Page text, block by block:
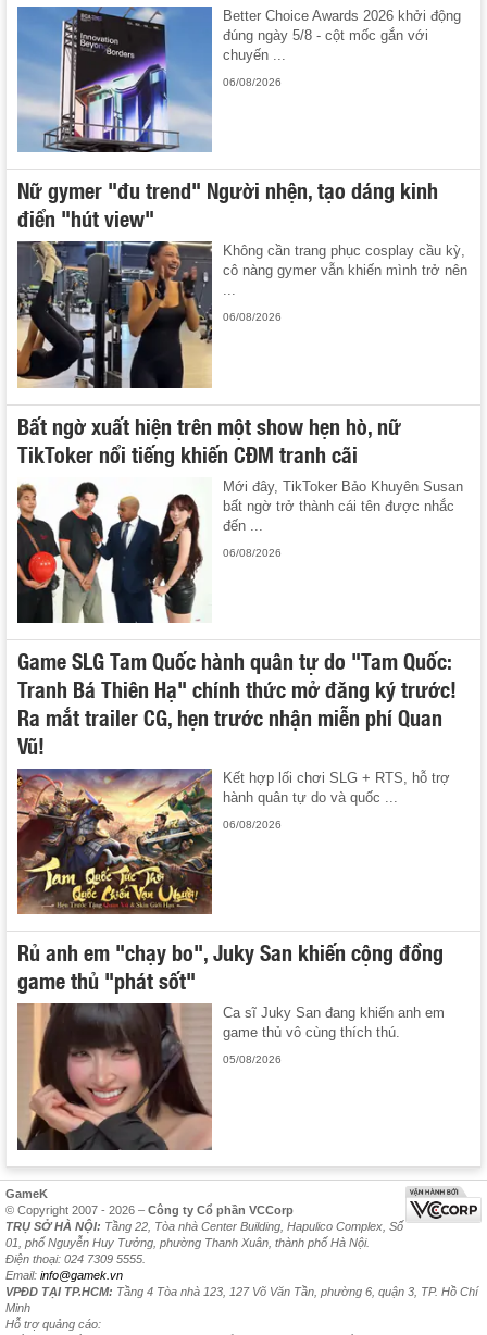
Better Choice Awards 2026 khởi động
đúng ngày 5/8 - cột mốc gắn với
chuyến ...
06/08/2026
Nữ gymer "đu trend" Người nhện, tạo dáng kinh
điển "hút view"
Không cần trang phục cosplay cầu kỳ,
cô nàng gymer vẫn khiến mình trở nên
...
06/08/2026
Bất ngờ xuất hiện trên một show hẹn hò, nữ
TikToker nổi tiếng khiến CĐM tranh cãi
Mới đây, TikToker Bảo Khuyên Susan
bất ngờ trở thành cái tên được nhắc
đến ...
06/08/2026
Game SLG Tam Quốc hành quân tự do "Tam Quốc:
Tranh Bá Thiên Hạ" chính thức mở đăng ký trước!
Ra mắt trailer CG, hẹn trước nhận miễn phí Quan
Vũ!
Kết hợp lối chơi SLG + RTS, hỗ trợ
hành quân tự do và quốc ...
06/08/2026
Rủ anh em "chạy bo", Juky San khiến cộng đồng
game thủ "phát sốt"
Ca sĩ Juky San đang khiến anh em
game thủ vô cùng thích thú.
05/08/2026
GameK
© Copyright 2007 - 2026 – Công ty Cổ phần VCCorp
TRỤ SỞ HÀ NỘI: Tầng 22, Tòa nhà Center Building, Hapulico Complex, Số
01, phố Nguyễn Huy Tưởng, phường Thanh Xuân, thành phố Hà Nội.
Điện thoại: 024 7309 5555.
Email: info@gamek.vn
VPĐD TẠI TP.HCM: Tầng 4 Tòa nhà 123, 127 Võ Văn Tần, phường 6, quận 3, TP. Hồ Chí
Minh
Hỗ trợ quảng cáo: